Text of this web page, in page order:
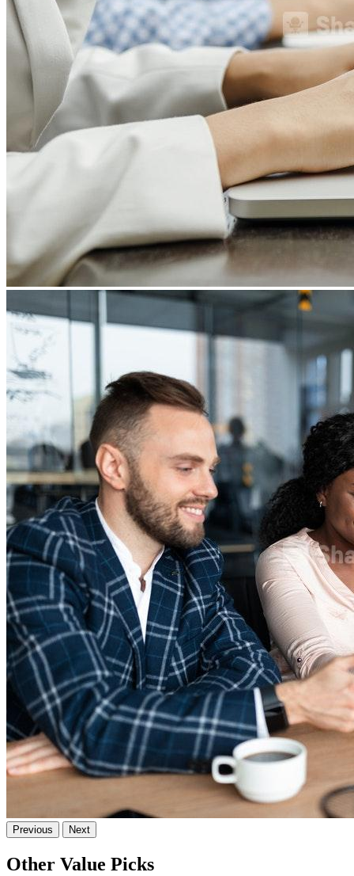
Previous Next
Other Value Picks